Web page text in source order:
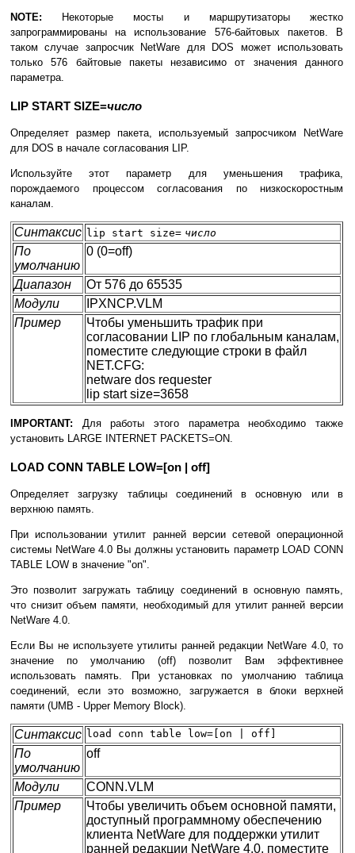
NOTE:
Некоторые мосты и маршрутизаторы жестко
запрограммированы на использование 576-байтовых пакетов. В
таком случае запросчик NetWare для DOS может использовать
только 576 байтовые пакеты независимо от значения данного
параметра.
LIP START SIZE=число
Определяет размер пакета, используемый запросчиком NetWare
для DOS в начале согласования LIP.
Используйте этот параметр для уменьшения трафика,
порождаемого процессом согласования по низкоскоростным
каналам.
Синтаксис lip start size= число
По
умолчанию
0 (0=off)
Диапазон
От 576 до 65535
Модули
IPXNCP.VLM
Пример
Чтобы уменьшить трафик при
согласовании LIP по глобальным каналам,
поместите следующие строки в файл
NET.CFG:
netware dos requester
lip start size=3658
IMPORTANT: Для работы этого параметра необходимо также
установить LARGE INTERNET PACKETS=ON.
LOAD CONN TABLE LOW=[on | off]
Определяет загрузку таблицы соединений в основную или в
верхнюю память.
При использовании утилит ранней версии сетевой операционной
системы NetWare 4.0 Вы должны установить параметр LOAD CONN
TABLE LOW в значение "on".
Это позволит загружать таблицу соединений в основную память,
что снизит объем памяти, необходимый для утилит ранней версии
NetWare 4.0.
Если Вы не используете утилиты ранней редакции NetWare 4.0, то
значение по умолчанию (off) позволит Вам эффективнее
использовать память. При установках по умолчанию таблица
соединений, если это возможно, загружается в блоки верхней
памяти (UMB - Upper Memory Block).
Синтаксис load conn table low=[on | off]
По
умолчанию
off
Модули
CONN.VLM
Пример
Чтобы увеличить объем основной памяти,
доступный программному обеспечению
клиента NetWare для поддержки утилит
ранней редакции NetWare 4.0, поместите